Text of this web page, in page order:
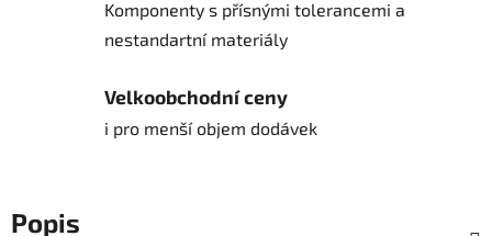
Komponenty s přísnými tolerancemi a
nestandartní materiály
Velkoobchodní ceny
i pro menší objem dodávek
Popis